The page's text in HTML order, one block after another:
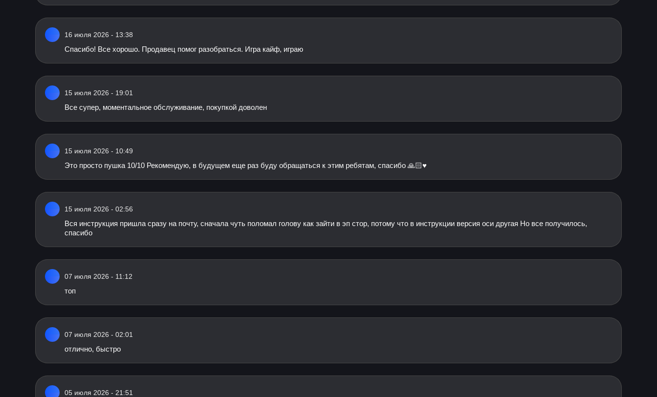
16 июля 2026 - 13:38
Спасибо! Все хорошо. Продавец помог разобраться. Игра кайф, играю
15 июля 2026 - 19:01
Все супер, моментальное обслуживание, покупкой доволен
15 июля 2026 - 10:49
Это просто пушка 10/10 Рекомендую, в будущем еще раз буду обращаться к этим ребятам, спасибо 🙏🏻♥️
15 июля 2026 - 02:56
Вся инструкция пришла сразу на почту, сначала чуть поломал голову как зайти в эп стор, потому что в инструкции версия оси другая Но все получилось,
спасибо
07 июля 2026 - 11:12
топ
07 июля 2026 - 02:01
отлично, быстро
05 июля 2026 - 21:51